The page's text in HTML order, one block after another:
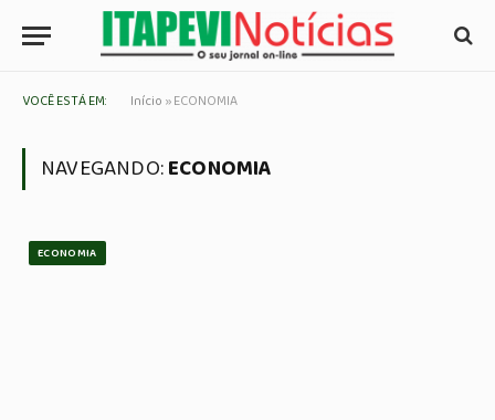
VOCÊ ESTÁ EM: Início »ECONOMIA
NAVEGANDO:ECONOMIA
ECONOMIA